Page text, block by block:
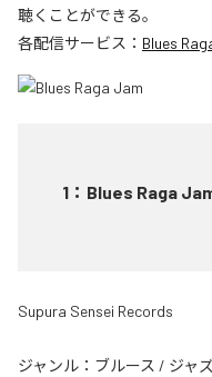
聴くことができる。
各配信サービス： Blues
1 ： Blues Raga
Supura Sensei Records
ジャンル： ブルース / ジャ